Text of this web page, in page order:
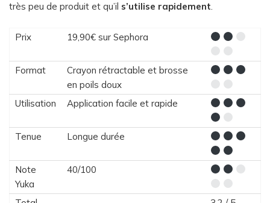
très peu de produit et qu’il s’utilise rapidement.
Prix 19,90€ sur Sephora
Format
Crayon rétractable et brosse
en poils doux
Utilisation
Application facile et rapide
Tenue Longue durée
Note
Yuka
40/100